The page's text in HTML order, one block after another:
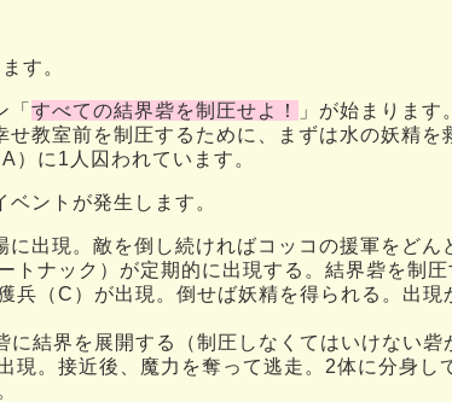
す。
すべての結界砦を制圧せよ！
」が始まります。
教室前を制圧するために、まずは水の妖精を
）に1人囚われています。
ントが発生します。
出現。敵を倒し続ければコッコの援軍をどん
トナック）が定期的に出現する。結界砦を制圧
兵（C）が出現。倒せば妖精を得られる。出
結界を展開する（制圧しなくてはいけない砦
現。接近後、魔力を奪って逃走。2体に分身し